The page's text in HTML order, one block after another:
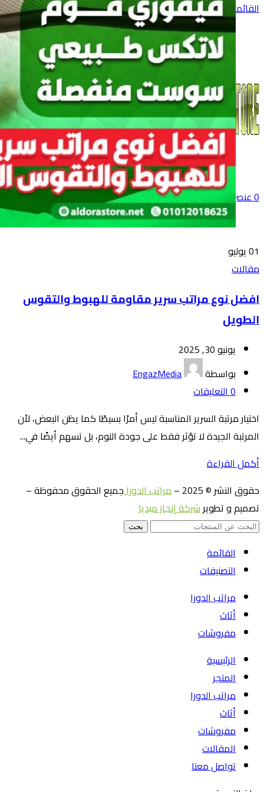
القائمة
0عنصر0جنية
01يوليو
مقالات
افضل نوع مراتب سرير مقاومة للهبوط والتقوس
الطويل
يونيو 30, 2025
بواسطة
EngazMedia
0التعليقات
اختيار مرتبة السرير المناسبة ليس أمرًا بسيطًا كما يظن البعض، لأن
المرتبة الجيدة لا تؤثر فقط على جودة النوم، بل تسهم أيضًا في...
أكمل القراءة
حقوق النشر © 2025 –
مراتب الدوراجميع الحقوق محفوظة –
تصميم و تطويرشركة إنجاز ميديا
بحث
القائمة
التصنيفات
مراتب الدورا
أثاث
مفروشات
الرئيسية
المتجر
مراتب الدورا
أثاث
مفروشات
المقالات
تواصل معنا